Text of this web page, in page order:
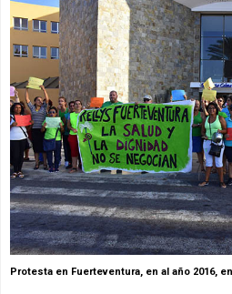
Protesta en Fuerteventura, en al año 2016,